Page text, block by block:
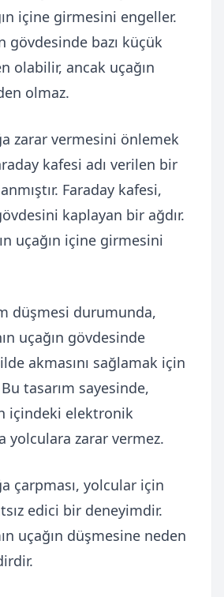
içine girmesini engeller.
gövdesinde bazı küçük
olabilir, ancak uçağın
olmaz.
zarar vermesini önlemek
kafesi adı verilen bir
Faraday kafesi,
kaplayan bir ağdır.
uçağın içine girmesini
düşmesi durumunda,
uçağın gövdesinde
akmasını sağlamak için
tasarım sayesinde,
içindeki elektronik
yolculara zarar vermez.
çarpması, yolcular için
edici bir deneyimdir.
uçağın düşmesine neden